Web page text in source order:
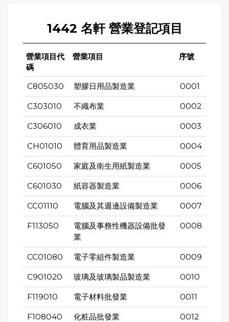
1442 名軒 營業登記項目
營業項目代
碼
營業項目 序號
C805030 塑膠日用品製造業 0001
C303010 不織布業 0002
C306010 成衣業 0003
CH01010 體育用品製造業 0004
C601050 家庭及衛生用紙製造業 0005
C601030 紙容器製造業 0006
CC01110 電腦及其週邊設備製造業 0007
F113050
電腦及事務性機器設備批發
業
0008
CC01080 電子零組件製造業 0009
C901020 玻璃及玻璃製品製造業 0010
F119010 電子材料批發業 0011
F108040 化粧品批發業 0012